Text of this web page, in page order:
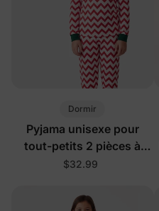
Dormir
Pyjama unisexe pour
tout-petits 2 pièces à
blocs de couleurs de Noël
$32.99